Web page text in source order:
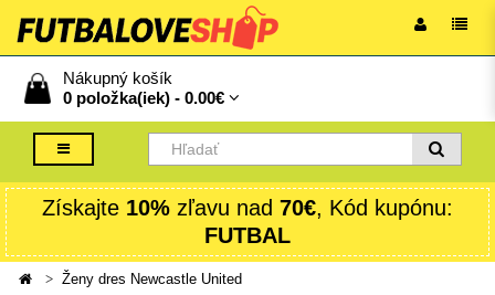
Nákupný košík
0 položka(iek) - 0.00€
Získajte 10% zľavu nad 70€, Kód kupónu:
FUTBAL
Ženy dres Newcastle United